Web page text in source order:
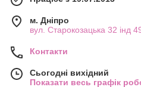
м. Дніпро
вул. Старокозацька 32 інд
Контакти
Сьогодні вихідний
Показати весь графік